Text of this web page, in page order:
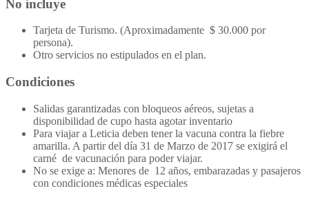
No incluye
Tarjeta de Turismo. (Aproximadamente $ 30.000 por
persona).
Otro servicios no estipulados en el plan.
Condiciones
Salidas garantizadas con bloqueos aéreos, sujetas a
disponibilidad de cupo hasta agotar inventario
Para viajar a Leticia deben tener la vacuna contra la fiebre
amarilla. A partir del día 31 de Marzo de 2017 se exigirá el
carné de vacunación para poder viajar.
No se exige a: Menores de 12 años, embarazadas y pasajeros
con condiciones médicas especiales